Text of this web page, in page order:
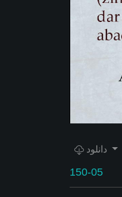
150-05